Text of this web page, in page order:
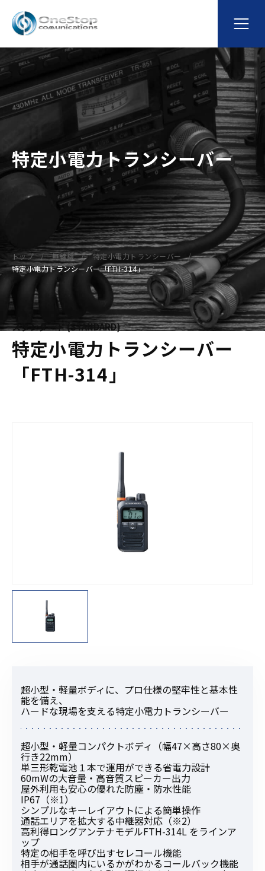
特定小電力トランシーバー
トップ 無線機
特定小電力トランシーバー
特定小電力トランシーバー「FTH-314」
スタンダード (STANDARD)
特定小電力トランシーバー
「FTH-314」
超小型・軽量ボディに、プロ仕様の堅牢性と基本性
能を備え、
ハードな現場を支える特定小電力トランシーバー
超小型・軽量コンパクトボディ（幅47×高さ80×奥
行き22mm）
単三形乾電池１本で運用ができる省電力設計
60mWの大音量・高音質スピーカー出力
屋外利用も安心の優れた防塵・防水性能
IP67（※1）
シンプルなキーレイアウトによる簡単操作
通話エリアを拡大する中継器対応（※2）
高利得ロングアンテナモデルFTH-314L をラインア
ップ
特定の相手を呼び出すセレコール機能
相手が通話圏内にいるかがわかるコールバック機能